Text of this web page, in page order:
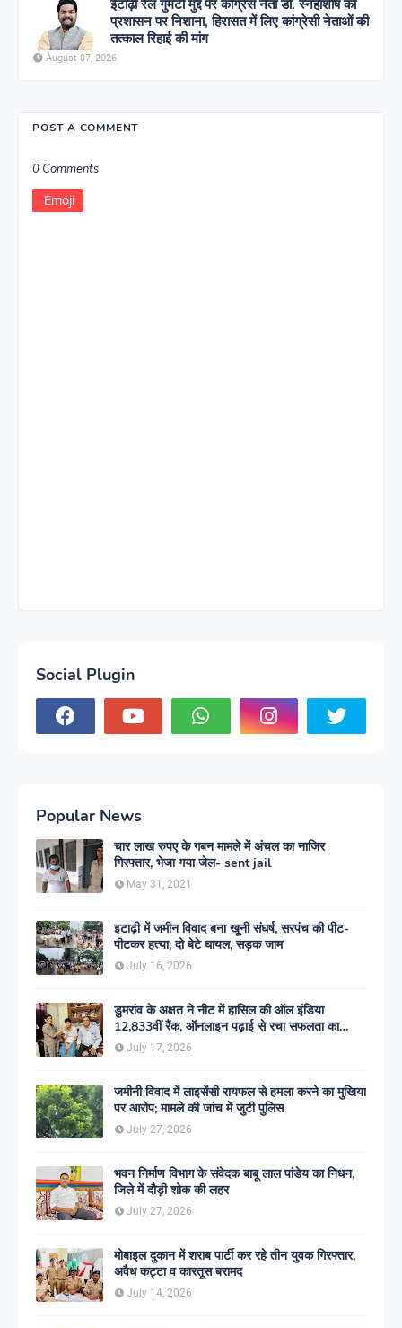
ईटाढ़ी रेल गुमटी मुद्दे पर कांग्रेस नेता डॉ. स्नेहाशीष का
प्रशासन पर निशाना, हिरासत में लिए कांग्रेसी नेताओं की
तत्काल रिहाई की मांग
August 07, 2026
POST A COMMENT
0 Comments
Emoji
Social Plugin
Popular News
चार लाख रुपए के गबन मामले में अंचल का नाजिर
गिरफ्तार, भेजा गया जेल- sent jail
May 31, 2021
इटाढ़ी में जमीन विवाद बना खूनी संघर्ष, सरपंच की पीट-
पीटकर हत्या; दो बेटे घायल, सड़क जाम
July 16, 2026
डुमरांव के अक्षत ने नीट में हासिल की ऑल इंडिया
12,833वीं रैंक, ऑनलाइन पढ़ाई से रचा सफलता का
इतिहास
July 17, 2026
जमीनी विवाद में लाइसेंसी रायफल से हमला करने का मुखिया
पर आरोप; मामले की जांच में जुटी पुलिस
July 27, 2026
भवन निर्माण विभाग के संवेदक बाबू लाल पांडेय का निधन,
जिले में दौड़ी शोक की लहर
July 27, 2026
मोबाइल दुकान में शराब पार्टी कर रहे तीन युवक गिरफ्तार,
अवैध कट्टा व कारतूस बरामद
July 14, 2026